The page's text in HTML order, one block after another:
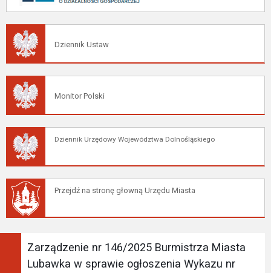
Dziennik Ustaw
Monitor Polski
Dziennik Urzędowy Województwa Dolnośląskiego
Przejdź na stronę głowną Urzędu Miasta
Zarządzenie nr 146/2025 Burmistrza Miasta
Lubawka w sprawie ogłoszenia Wykazu nr